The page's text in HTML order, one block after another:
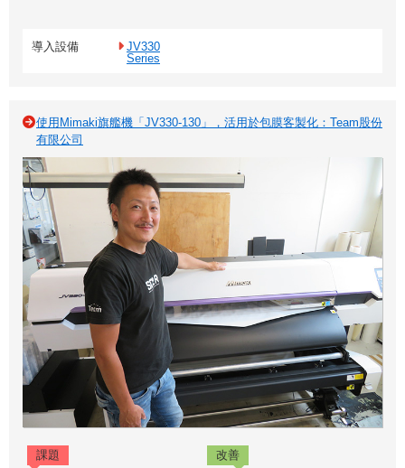
導入設備
JV330
Series
使用Mimaki旗艦機「JV330-130」，活用於包膜客製化：Team股份
有限公司
課題 改善